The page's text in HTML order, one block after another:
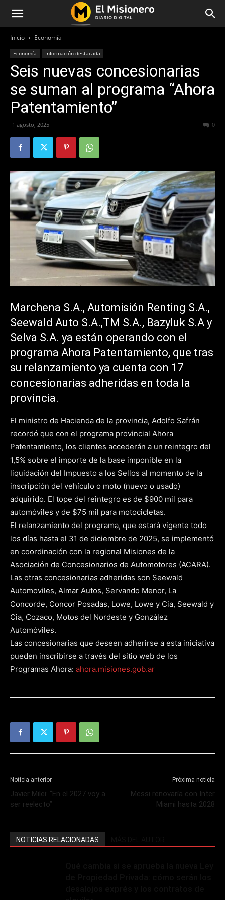
Inicio Economía
Economía Información destacada
Seis nuevas concesionarias
se suman al programa “Ahora
Patentamiento”
1 agosto, 2025 0
Marchena S.A., Automisión Renting S.A.,
Seewald Auto S.A.,TM S.A., Bazyluk S.A y
Selva S.A. ya están operando con el
programa Ahora Patentamiento, que tras
su relanzamiento ya cuenta con 17
concesionarias adheridas en toda la
provincia.
El ministro de Hacienda de la provincia, Adolfo Safrán
recordó que con el programa provincial Ahora
Patentamiento, los clientes accederán a un reintegro del
1,5% sobre el importe de la base imponible en la
liquidación del Impuesto a los Sellos al momento de la
inscripción del vehículo o moto (nuevo o usado)
adquirido. El tope del reintegro es de $900 mil para
automóviles y de $75 mil para motocicletas.
El relanzamiento del programa, que estará vigente todo
los días hasta el 31 de diciembre de 2025, se implementó
en coordinación con la regional Misiones de la
Asociación de Concesionarios de Automotores (ACARA).
Las otras concesionarias adheridas son Seewald
Automoviles, Almar Autos, Servando Menor, La
Concorde, Concor Posadas, Lowe, Lowe y Cia, Seewald y
Cia, Cozaco, Motos del Nordeste y González
Automóviles.
Las concesionarias que deseen adherirse a esta iniciativa
pueden inscribirse a través del sitio web de los
Programas Ahora: ahora.misiones.gob.ar
Noticia anterior
Javier Milei: “En el 2027 voy a
ser reelecto”
Próxima noticia
Messi renovaría con Inter
Miami hasta 2028
NOTICIAS RELACIONADAS